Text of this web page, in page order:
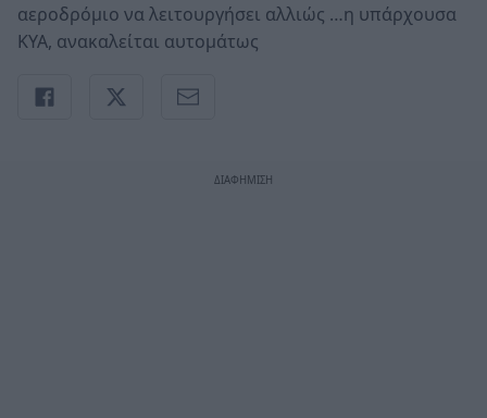
αεροδρόμιο να λειτουργήσει αλλιώς …η υπάρχουσα
ΚΥΑ, ανακαλείται αυτομάτως